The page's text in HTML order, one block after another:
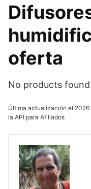
oferta
No products
Última actualización el
la API para Afiliados